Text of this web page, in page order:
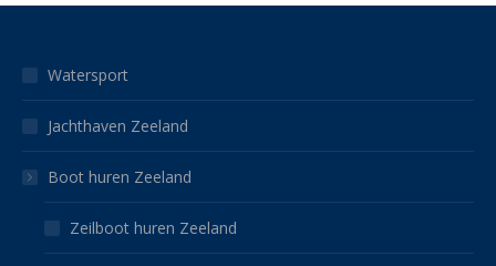
Watersport
Jachthaven Zeeland
Boot huren Zeeland
Zeilboot huren Zeeland